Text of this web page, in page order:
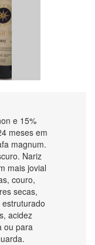
e 15%
meses em
magnum.
Nariz
mais jovial
couro,
secas,
acidez
ou para